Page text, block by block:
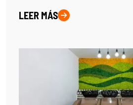
LEER MÁS